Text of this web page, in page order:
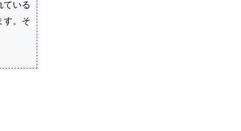
ている
す。そ